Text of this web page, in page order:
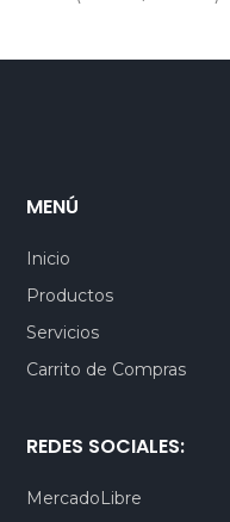
MENÚ
Inicio
Productos
Servicios
Carrito de Compras
REDES SOCIALES:
MercadoLibre